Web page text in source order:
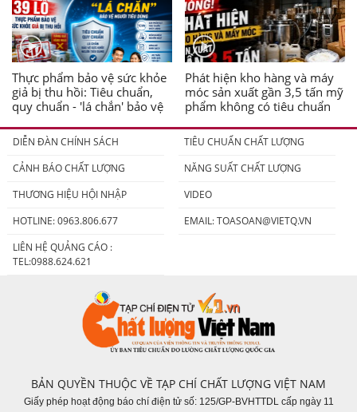
Thực phẩm bảo vệ sức khỏe
giả bị thu hồi: Tiêu chuẩn,
quy chuẩn - 'lá chắn' bảo vệ
Phát hiện kho hàng và máy
móc sản xuất gần 3,5 tấn mỹ
phẩm không có tiêu chuẩn
DIỄN ĐÀN CHÍNH SÁCH
TIÊU CHUẨN CHẤT LƯỢNG
CẢNH BÁO CHẤT LƯỢNG
NĂNG SUẤT CHẤT LƯỢNG
THƯƠNG HIỆU HỘI NHẬP
VIDEO
HOTLINE: 0963.806.677
EMAIL:TOASOAN@VIETQ.VN
LIÊN HỆ QUẢNG CÁO :
TEL:0988.624.621
BẢN QUYỀN THUỘC VỀ TẠP CHÍ CHẤT LƯỢNG VIỆT NAM
Giấy phép hoạt động báo chí điện tử số: 125/GP-BVHTTDL cấp ngày 11